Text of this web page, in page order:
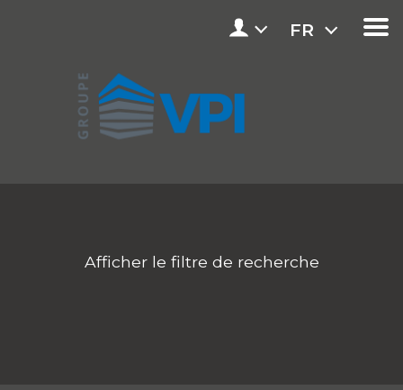
FR
Afficher le filtre de recherche